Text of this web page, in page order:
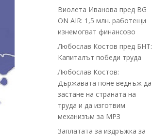
Виолета Иванова пред BG
ON AIR: 1,5 млн. работещи
изнемогват финансово
Любослав Костов пред БНТ:
Капиталът победи труда
Любослав Костов:
Държавата поне веднъж да
застане на страната на
труда и да изготвим
механизъм за МРЗ
Заплатата за издръжка за